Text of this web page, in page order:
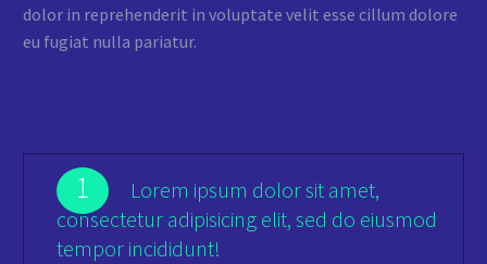
dolor in reprehenderit in voluptate velit esse cillum dolore
eu fugiat nulla pariatur.
1
Lorem ipsum dolor sit amet,
consectetur adipisicing elit, sed do eiusmod
tempor incididunt!